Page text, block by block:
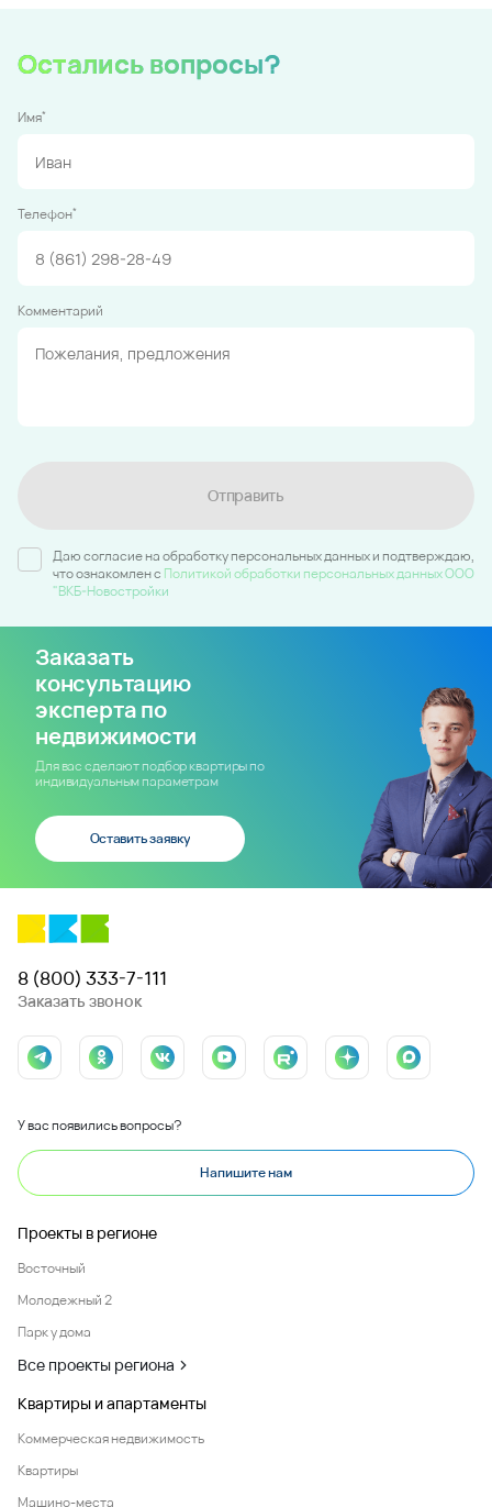
Остались вопросы?
Имя*
Телефон*
Комментарий
Отправить
Даю согласие на обработку персональных данных и подтверждаю,
что ознакомлен c Политикой обработки персональных данных ООО
"ВКБ-Новостройки
Заказать
консультацию
эксперта по
недвижимости
Для вас сделают подбор квартиры по
индивидуальным параметрам
Оставить заявку
8 (800) 333-7-111
Заказать звонок
У вас появились вопросы?
Напишите нам
Проекты в регионе
Восточный
Молодежный 2
Парк у дома
Все проекты региона
Квартиры и апартаменты
Коммерческая недвижимость
Квартиры
Машино-места